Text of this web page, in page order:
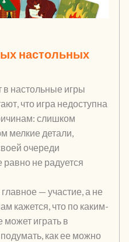
настольных
в настольные игры
что игра недоступна
слишком
мелкие детали,
очереди
равно не радуется
— участие, а не
кажется, что по каким-
играть в
как ее можно